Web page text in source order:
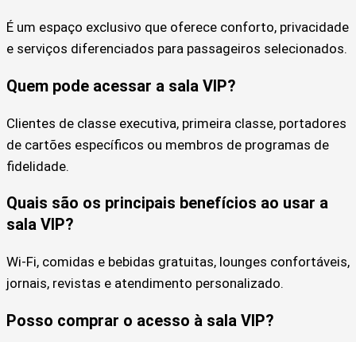
É um espaço exclusivo que oferece conforto, privacidade
e serviços diferenciados para passageiros selecionados.
Quem pode acessar a sala VIP?
Clientes de classe executiva, primeira classe, portadores
de cartões específicos ou membros de programas de
fidelidade.
Quais são os principais benefícios ao usar a
sala VIP?
Wi-Fi, comidas e bebidas gratuitas, lounges confortáveis,
jornais, revistas e atendimento personalizado.
Posso comprar o acesso à sala VIP?